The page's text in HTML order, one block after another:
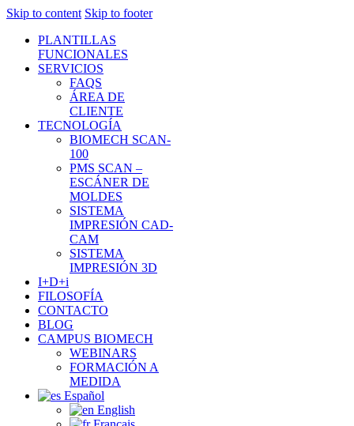
Skip to content Skip to footer
PLANTILLAS
FUNCIONALES
SERVICIOS
FAQS
ÁREA DE
CLIENTE
TECNOLOGÍA
BIOMECH SCAN-
100
PMS SCAN –
ESCÁNER DE
MOLDES
SISTEMA
IMPRESIÓN CAD-
CAM
SISTEMA
IMPRESIÓN 3D
I+D+i
FILOSOFÍA
CONTACTO
BLOG
CAMPUS BIOMECH
WEBINARS
FORMACIÓN A
MEDIDA
Español
English